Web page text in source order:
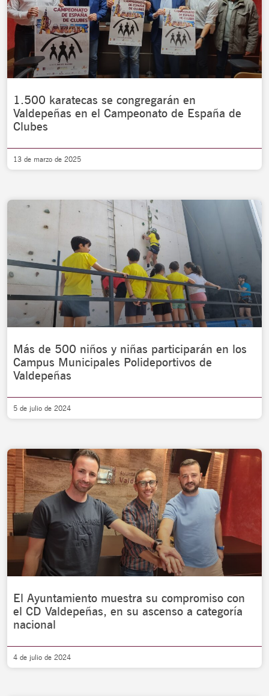
1.500 karatecas se congregarán en
Valdepeñas en el Campeonato de España de
Clubes
13 de marzo de 2025
Más de 500 niños y niñas participarán en los
Campus Municipales Polideportivos de
Valdepeñas
5 de julio de 2024
El Ayuntamiento muestra su compromiso con
el CD Valdepeñas, en su ascenso a categoría
nacional
4 de julio de 2024